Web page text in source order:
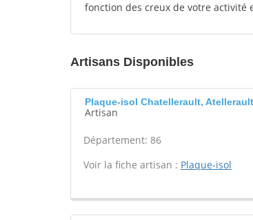
fonction des creux de votre activité
Artisans Disponibles
Plaque-isol Chatellerault, Atellerault
Artisan
Département: 86
Voir la fiche artisan : Plaque-isol